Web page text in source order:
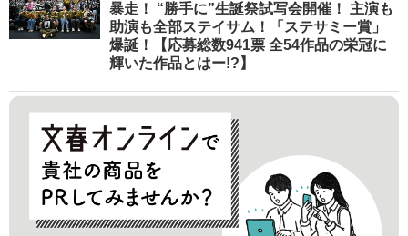
暴走！ “勝手に”生誕祭試写会開催！ 主演も
助演も全部ステイサム！「ステサミー賞」
爆誕！【応募総数941票 全54作品の栄冠に
輝いた作品とはー!?】